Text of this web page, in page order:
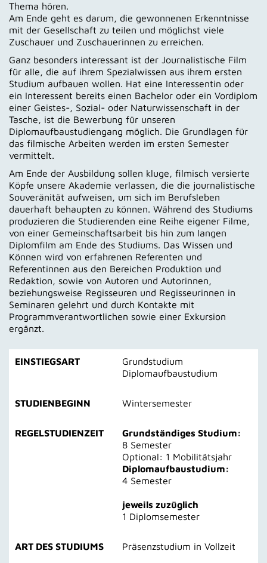
Thema hören.
Am Ende geht es darum, die gewonnenen Erkenntnisse
mit der Gesellschaft zu teilen und möglichst viele
Zuschauer und Zuschauerinnen zu erreichen.
Ganz besonders interessant ist der Journalistische Film
für alle, die auf ihrem Spezialwissen aus ihrem ersten
Studium aufbauen wollen. Hat eine Interessentin oder
ein Interessent bereits einen Bachelor oder ein Vordiplom
einer Geistes-, Sozial- oder Naturwissenschaft in der
Tasche, ist die Bewerbung für unseren
Diplomaufbaustudiengang möglich. Die Grundlagen für
das filmische Arbeiten werden im ersten Semester
vermittelt.
Am Ende der Ausbildung sollen kluge, filmisch versierte
Köpfe unsere Akademie verlassen, die die journalistische
Souveränität aufweisen, um sich im Berufsleben
dauerhaft behaupten zu können. Während des Studiums
produzieren die Studierenden eine Reihe eigener Filme,
von einer Gemeinschaftsarbeit bis hin zum langen
Diplomfilm am Ende des Studiums. Das Wissen und
Können wird von erfahrenen Referenten und
Referentinnen aus den Bereichen Produktion und
Redaktion, sowie von Autoren und Autorinnen,
beziehungsweise Regisseuren und Regisseurinnen in
Seminaren gelehrt und durch Kontakte mit
Programmverantwortlichen sowie einer Exkursion
ergänzt.
EINSTIEGSART
Grundstudium
Diplomaufbaustudium
STUDIENBEGINN Wintersemester
REGELSTUDIENZEIT
Grundständiges Studium:
8 Semester
Optional: 1 Mobilitätsjahr
Diplomaufbaustudium:
4 Semester
jeweils zuzüglich
1 Diplomsemester
ART DES STUDIUMS Präsenzstudium in Vollzeit